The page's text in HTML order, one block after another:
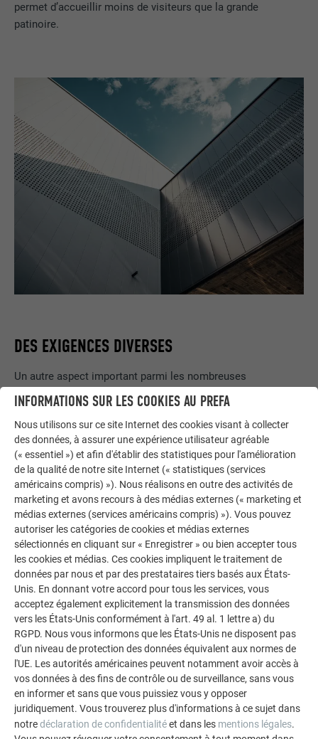
permet d’accueillir moins de visiteurs que la grande
patinoire.
DES EXIGENCES DIVERSES
Un autre aspect important parmi les nombreuses
caractéristiques techniques (liées aux événements
organisés) a aussi été la création d’un parking de bus
protégé pour les supporters extérieurs, avec un accès direct
aux tribunes. « Il nous a fallu répondre à de nombreuses
exigences en matière de sécurité », explique Anton
Mariacher. Finalement, il s’agissait de satisfaire les
différents besoins des supporters. Pour cela, une unité de
restauration et des installations sanitaires ont aussi été
réalisées dans la zone du nouvel accès. La construction d'un
nouveau parking souterrain sous la petite patinoire a
également entraîné des répercussions sur les plans
statiques, jusqu'au toit, qui est soutenu par des doubles
fermes de 40 mètres.
INFORMATIONS SUR LES COOKIES AU PREFA
Nous utilisons sur ce site Internet des cookies visant à collecter
des données, à assurer une expérience utilisateur agréable
(« essentiel ») et afin d'établir des statistiques pour l'amélioration
de la qualité de notre site Internet (« statistiques (services
américains compris) »). Nous réalisons en outre des activités de
marketing et avons recours à des médias externes (« marketing et
médias externes (services américains compris) »). Vous pouvez
autoriser les catégories de cookies et médias externes
sélectionnés en cliquant sur « Enregistrer » ou bien accepter tous
les cookies et médias. Ces cookies impliquent le traitement de
données par nous et par des prestataires tiers basés aux États-
Unis. En donnant votre accord pour tous les services, vous
acceptez également explicitement la transmission des données
vers les États-Unis conformément à l'art. 49 al. 1 lettre a) du
RGPD. Nous vous informons que les États-Unis ne disposent pas
d'un niveau de protection des données équivalent aux normes de
l'UE. Les autorités américaines peuvent notamment avoir accès à
vos données à des fins de contrôle ou de surveillance, sans vous
en informer et sans que vous puissiez vous y opposer
juridiquement. Vous trouverez plus d'informations à ce sujet dans
notredéclaration de confidentialitéet dans les mentions légales.